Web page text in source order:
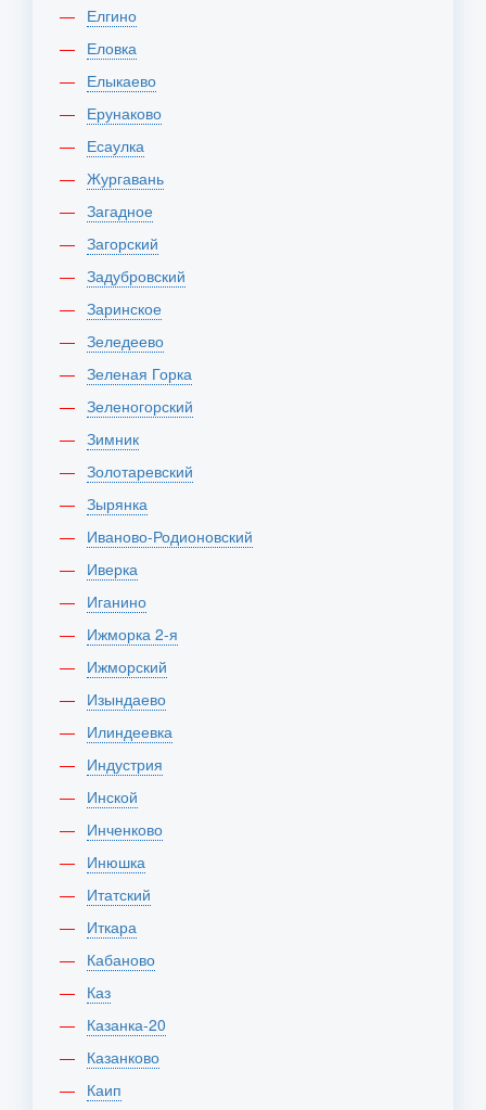
Елгино
Еловка
Елыкаево
Ерунаково
Есаулка
Жургавань
Загадное
Загорский
Задубровский
Заринское
Зеледеево
Зеленая Горка
Зеленогорский
Зимник
Золотаревский
Зырянка
Иваново-Родионовский
Иверка
Иганино
Ижморка 2-я
Ижморский
Изындаево
Илиндеевка
Индустрия
Инской
Инченково
Инюшка
Итатский
Иткара
Кабаново
Каз
Казанка-20
Казанково
Каип